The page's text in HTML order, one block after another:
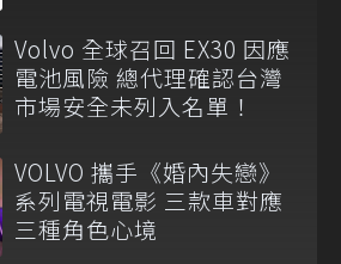
Volvo 全球召回 EX30 因應
電池風險 總代理確認台灣
市場安全未列入名單！
VOLVO 攜手《婚內失戀》
系列電視電影 三款車對應
三種角色心境